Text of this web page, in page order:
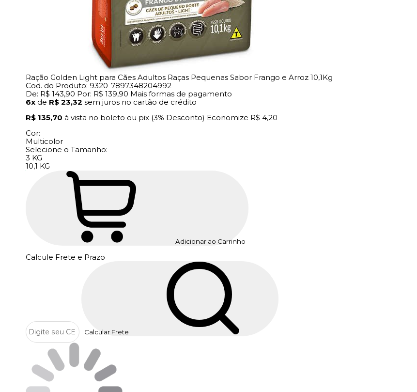
Ração Golden Light para Cães Adultos Raças Pequenas Sabor Frango e Arroz 10,1Kg
Cod. do Produto: 9320-7897348204992
De: R$ 143,90 Por: R$ 139,90 Mais formas de pagamento
6x de R$ 23,32 sem juros no cartão de crédito
R$ 135,70 à vista no boleto ou pix (3% Desconto) Economize R$ 4,20
Cor:
Multicolor
Selecione o Tamanho:
3 KG
10,1 KG
Adicionar ao Carrinho
Calcule Frete e Prazo
Calcular Frete